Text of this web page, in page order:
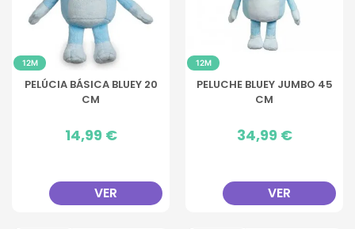
12M
PELÚCIA BÁSICA BLUEY 20
CM
Preço
14,99 €
VER
12M
PELUCHE BLUEY JUMBO 45
CM
Preço
34,99 €
VER